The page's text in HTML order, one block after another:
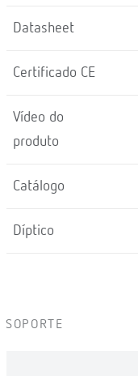
Datasheet
Certificado CE
Vídeo do
produto
Catálogo
Díptico
SOPORTE